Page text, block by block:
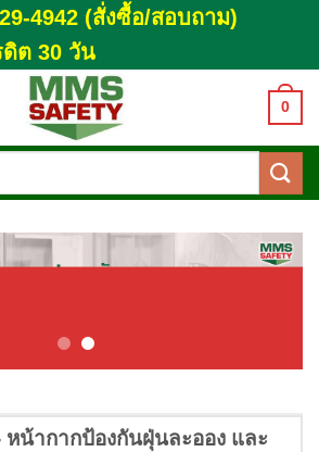
4942 (สั่งซื้อ/สอบถาม)
ดิต 30 วัน
0
น้ากากป้องกันฝุ่นละออง และ